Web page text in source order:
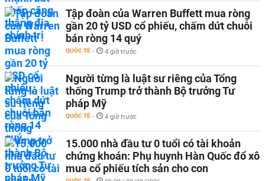
Tập đoàn của Warren Buffett mua ròng
gần 20 tỷ USD cổ phiếu, chấm dứt chuỗi
bán ròng 14 quý
QUỐC TẾ - 4 giờ trước
Người từng là luật sư riêng của Tổng
thống Trump trở thành Bộ trưởng Tư
pháp Mỹ
QUỐC TẾ - 4 giờ trước
15.000 nhà đầu tư 0 tuổi có tài khoản
chứng khoán: Phụ huynh Hàn Quốc đổ xô
mua cổ phiếu tích sản cho con